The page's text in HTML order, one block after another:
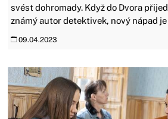
svést dohromady. Když do Dvora
známý autor detektivek, nový nápad
09.04.2023